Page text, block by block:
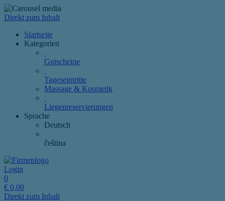
Direkt zum Inhalt
Startseite
Kategorien
Gutscheine
Tageseintritte
Massage & Kosmetik
Liegenreservierungen
Sprache
Deutsch
čeština
Login
0
€ 0,00
Direkt zum Inhalt